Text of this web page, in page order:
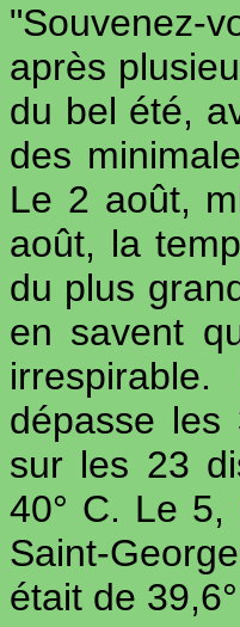
"Souvenez-
après
du bel été,
des
Le 2 août,
août, la
du plus
en savent
dépasse
sur les 23
40° C. Le 5,
Saint-
était de